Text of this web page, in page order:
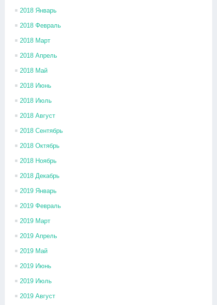
2018 Январь
2018 Февраль
2018 Март
2018 Апрель
2018 Май
2018 Июнь
2018 Июль
2018 Август
2018 Сентябрь
2018 Октябрь
2018 Ноябрь
2018 Декабрь
2019 Январь
2019 Февраль
2019 Март
2019 Апрель
2019 Май
2019 Июнь
2019 Июль
2019 Август